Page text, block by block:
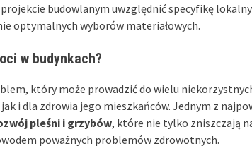
projekcie budowlanym uwzględnić specyfikę
optymalnych wyborów materiałowych.
w budynkach?
który może prowadzić do wielu
i dla zdrowia jego mieszkańców. Jednym z
pleśni i grzybów, które nie tylko zniszczają
poważnych problemów zdrowotnych.